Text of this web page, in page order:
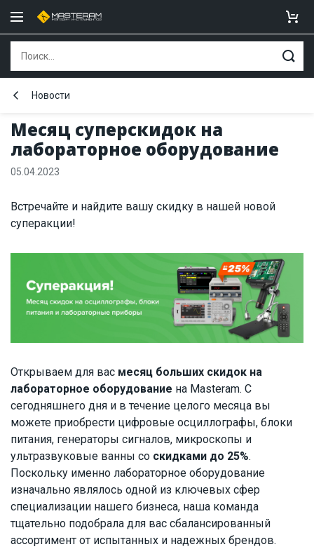
Месяц суперскидок на
лабораторное оборудование
Новости
05.04.2023
Встречайте и найдите вашу скидку в нашей новой
суперакции!
Открываем для вас месяц больших скидок на
лабораторное оборудование на Masteram. С
сегодняшнего дня и в течение целого месяца вы
можете приобрести цифровые осциллографы, блоки
питания, генераторы сигналов, микроскопы и
ультразвуковые ванны со скидками до 25%.
Поскольку именно лабораторное оборудование
изначально являлось одной из ключевых сфер
специализации нашего бизнеса, наша команда
тщательно подобрала для вас сбалансированный
ассортимент от испытанных и надежных брендов.